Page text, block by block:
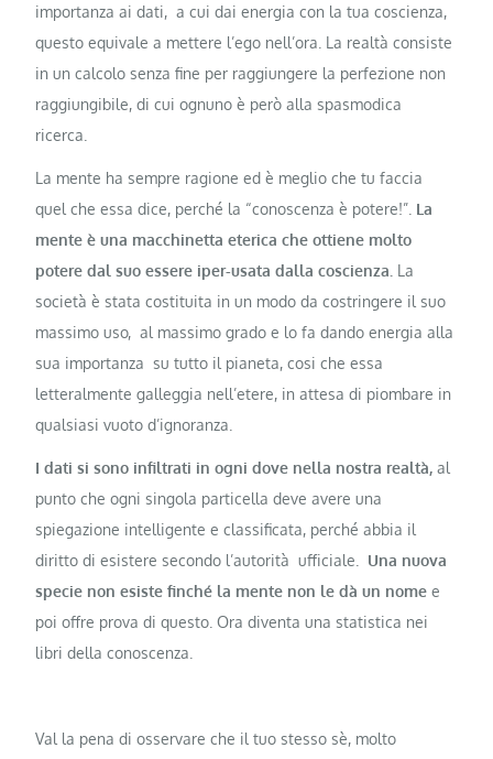
importanza ai dati, a cui dai energia con la tua coscienza,
questo equivale a mettere l’ego nell’ora. La realtà consiste
in un calcolo senza fine per raggiungere la perfezione non
raggiungibile, di cui ognuno è però alla spasmodica
ricerca.
La mente ha sempre ragione ed è meglio che tu faccia
quel che essa dice, perché la “conoscenza è potere!”. La
mente è una macchinetta eterica che ottiene molto
potere dal suo essere iper-usata dalla coscienza. La
società è stata costituita in un modo da costringere il suo
massimo uso, al massimo grado e lo fa dando energia alla
sua importanza su tutto il pianeta, cosi che essa
letteralmente galleggia nell’etere, in attesa di piombare in
qualsiasi vuoto d’ignoranza.
I dati si sono infiltrati in ogni dove nella nostra realtà, al
punto che ogni singola particella deve avere una
spiegazione intelligente e classificata, perché abbia il
diritto di esistere secondo l’autorità ufficiale.
Una nuova
specie non esiste finché la mente non le dà un nome e
poi offre prova di questo. Ora diventa una statistica nei
libri della conoscenza.
Val la pena di osservare che il tuo stesso sè, molto